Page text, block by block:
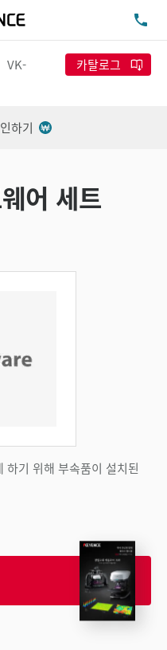
VK-
카탈로그
하기
어 세트
하기 위해 부속품이 설치된